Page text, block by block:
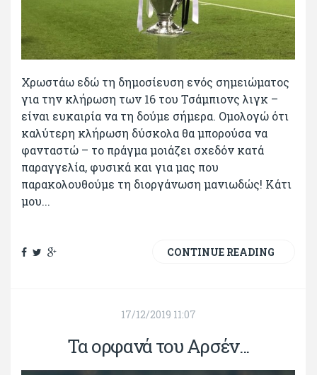
Χρωστάω εδώ τη δημοσίευση ενός σημειώματος
για την κλήρωση των 16 του Τσάμπιονς λιγκ –
είναι ευκαιρία να τη δούμε σήμερα. Ομολογώ ότι
καλύτερη κλήρωση δύσκολα θα μπορούσα να
φανταστώ – το πράγμα μοιάζει σχεδόν κατά
παραγγελία, φυσικά και για μας που
παρακολουθούμε τη διοργάνωση μανιωδώς! Κάτι
μου...
CONTINUE READING
17/12/2019 11:07
Τα ορφανά του Αρσέν...